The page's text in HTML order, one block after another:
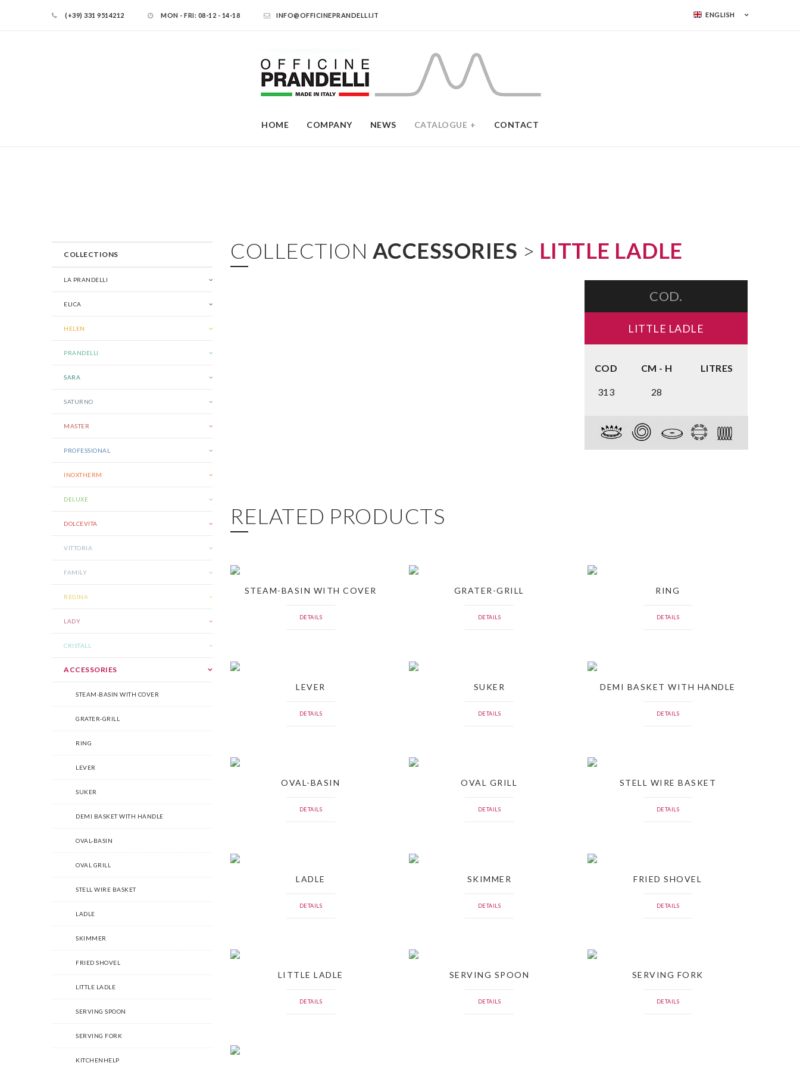
(+39) 331 9514212 MON - FRI: 08-12 - 14-18 INFO@OFFICINEPRANDELLI.IT ENGLISH
HOME COMPANY NEWS CATALOGUE CONTACT
prodotti.id_categoria inner join tipologie_prodotti on tipologie_prodotti.id = prodotti.id_tipologia_prodotto where prodotti.pubblicato = 1 and prodotti.id = 122 select categorie.id,
COLLECTION ACCESSORIES > LITTLE LADLE
COD.
LITTLE LADLE
COD CM - H LITRES
313 28
RELATED PRODUCTS
STEAM-BASIN WITH COVER
DETAILS
GRATER-GRILL
DETAILS
RING
DETAILS
LEVER
DETAILS
SUKER
DETAILS
DEMI BASKET WITH HANDLE
DETAILS
OVAL-BASIN
DETAILS
OVAL GRILL
DETAILS
STELL WIRE BASKET
DETAILS
LADLE
DETAILS
SKIMMER
DETAILS
FRIED SHOVEL
DETAILS
LITTLE LADLE
DETAILS
SERVING SPOON
DETAILS
SERVING FORK
DETAILS
COLLECTIONS
LA PRANDELLI
ELICA
HELEN
PRANDELLI
SARA
SATURNO
MASTER
PROFESSIONAL
INOXTHERM
DELUXE
DOLCEVITA
VITTORIA
FAMILY
REGINA
LADY
CRISTALL
ACCESSORIES
STEAM-BASIN WITH COVER
GRATER-GRILL
RING
LEVER
SUKER
DEMI BASKET WITH HANDLE
OVAL-BASIN
OVAL GRILL
STELL WIRE BASKET
LADLE
SKIMMER
FRIED SHOVEL
LITTLE LADLE
SERVING SPOON
SERVING FORK
KITCHENHELP